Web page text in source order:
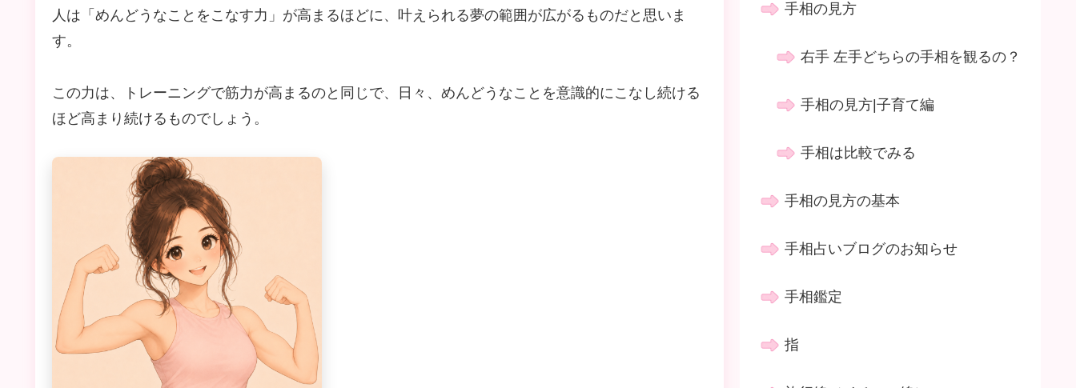
人は「めんどうなことをこなす力」が高まるほどに、叶えられる夢の範囲が広がるものだと思いま
す。
この力は、トレーニングで筋力が高まるのと同じで、日々、めんどうなことを意識的にこなし続ける
ほど高まり続けるものでしょう。
手相の見方
右手 左手どちらの手相を観るの？
手相の見方|子育て編
手相は比較でみる
手相の見方の基本
手相占いブログのお知らせ
手相鑑定
指